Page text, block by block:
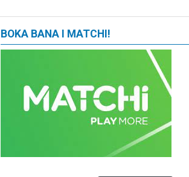
BOKA BANA I MATCHI!